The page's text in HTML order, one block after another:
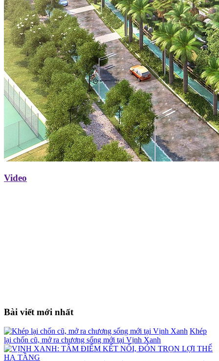
Video
Bài viết mới nhất
Khép
lại chốn cũ, mở ra chương sống mới tại Vịnh Xanh